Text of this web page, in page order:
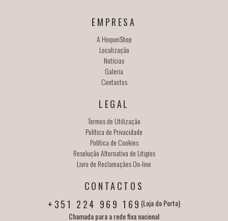
EMPRESA
A HoqueiShop
Localização
Notícias
Galeria
Contactos
LEGAL
Termos de Utilização
Política de Privacidade
Política de Cookies
Resolução Alternativa de Litigios
Livro de Reclamaçães On-line
CONTACTOS
+351 224 969 169 (Loja do Porto)
Chamada para a rede fixa nacional